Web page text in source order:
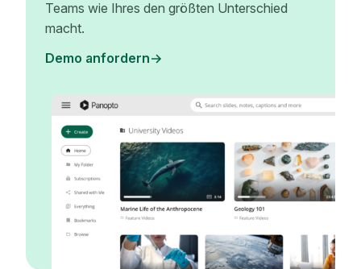
Teams wie Ihres den größten Unterschied
macht.
Demo anfordern